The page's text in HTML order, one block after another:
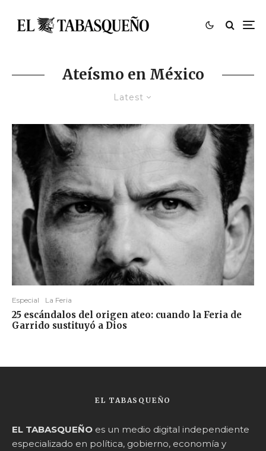
Ateísmo en México
Latest
Especial La Feria
25 escándalos del origen ateo: cuando la Feria de
Garrido sustituyó a Dios
EL TABASQUEÑO
EL TABASQUEÑO es un medio digital independiente
especializado en política, gobierno, economía y